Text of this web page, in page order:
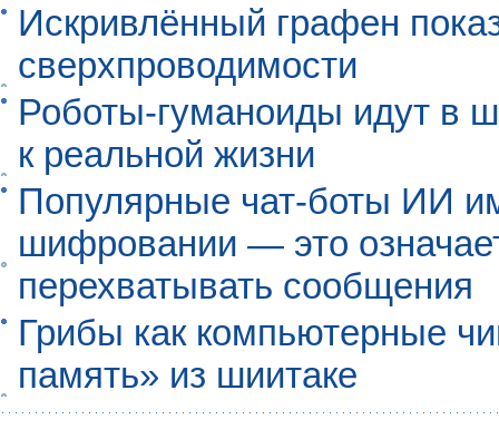
Искривлённый графен
сверхпроводимости
Роботы-гуманоиды идут в
к реальной жизни
Популярные чат-боты ИИ
шифровании — это
перехватывать сообщения
Грибы как компьютерные
память» из шиитаке